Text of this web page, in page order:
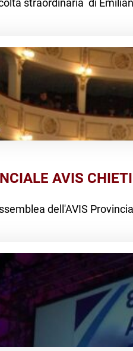
straordinaria di
AVIS CHIETI
dell'AVIS